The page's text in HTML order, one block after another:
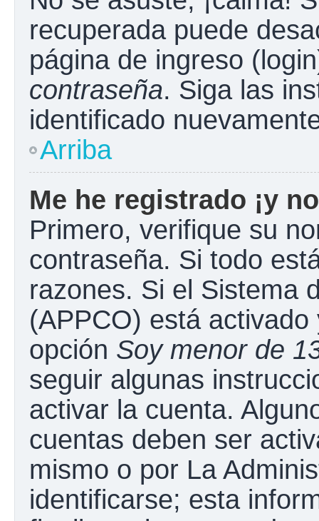
recuperada puede
página de ingreso
contraseña. Siga las
identificado
Arriba
Me he registrado ¡y
Primero, verifique su
contraseña. Si todo
razones. Si el Sistema
(APPCO) está
opción Soy menor de
seguir algunas
activar la cuenta.
cuentas deben ser
mismo o por La
identificarse; esta